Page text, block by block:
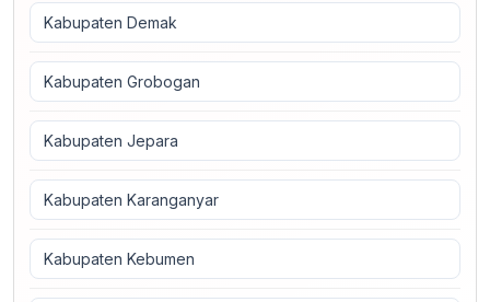
Kabupaten Demak
Kabupaten Grobogan
Kabupaten Jepara
Kabupaten Karanganyar
Kabupaten Kebumen